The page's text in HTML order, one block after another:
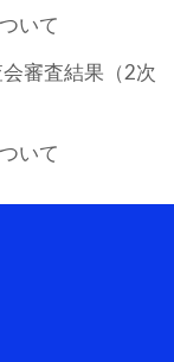
いて
審査結果（2次
いて